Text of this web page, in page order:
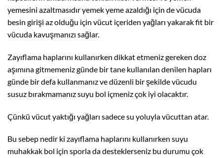
yemesini azaltmasıdır yemek yeme azaldığı için de vücuda
besin girişi az olduğu için vücut içeriden yağları yakarak fit bir
vücuda kavuşmanızı sağlar.
Zayıflama haplarını kullanırken dikkat etmeniz gereken doz
aşımına gitmemeniz günde bir tane kullanılan denilen hapları
günde bir defa kullanmanız ve düzenli bir şekilde vücudu
susuz bırakmamanız suyu bol içmeniz çok iyi olacaktır.
Çünkü vücut yaktığı yağları sadece su yoluyla vücuttan atar.
Bu sebep nedir ki zayıflama haplarını kullanırken suyu
muhakkak bol için sporla da desteklerseniz bu durumu çok